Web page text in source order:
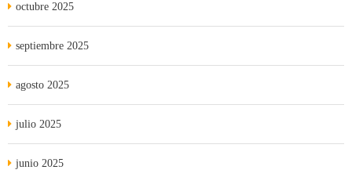
octubre 2025
septiembre 2025
agosto 2025
julio 2025
junio 2025